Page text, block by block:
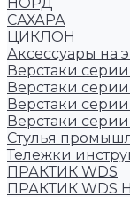
САХАРА
ЦИКЛОН
Аксессуары на
Верстаки серии
Верстаки
Верстаки серии
Верстаки
Стулья
Тележки
ПРАКТИК WDS
ПРАКТИК WDS